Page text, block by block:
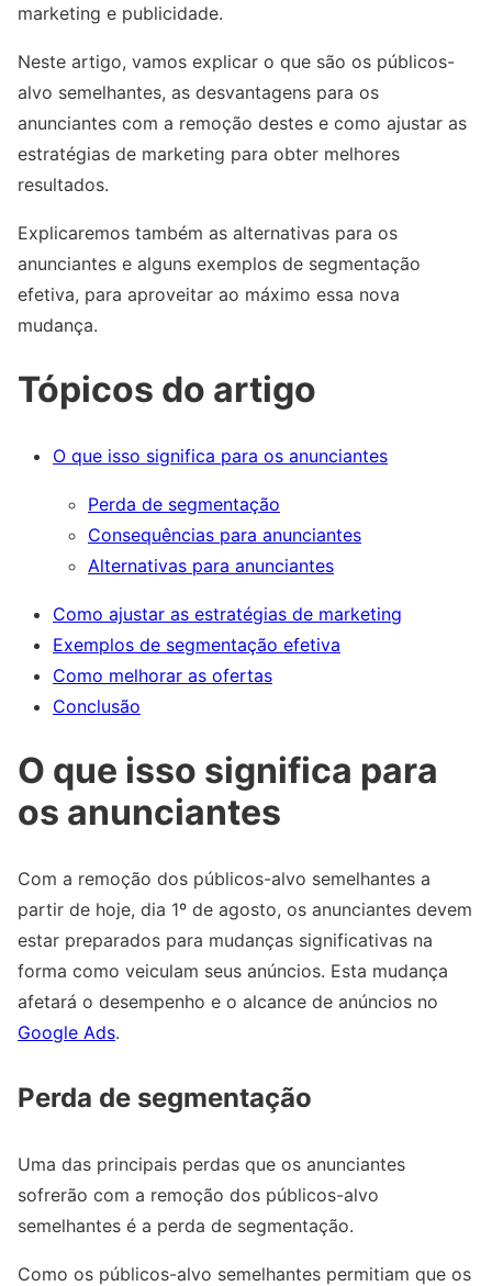
marketing e publicidade.
Neste artigo, vamos explicar o que são os públicos-
alvo semelhantes, as desvantagens para os
anunciantes com a remoção destes e como ajustar as
estratégias de marketing para obter melhores
resultados.
Explicaremos também as alternativas para os
anunciantes e alguns exemplos de segmentação
efetiva, para aproveitar ao máximo essa nova
mudança.
Tópicos do artigo
O que isso significa para os anunciantes
Perda de segmentação
Consequências para anunciantes
Alternativas para anunciantes
Como ajustar as estratégias de marketing
Exemplos de segmentação efetiva
Como melhorar as ofertas
Conclusão
O que isso significa para
os anunciantes
Com a remoção dos públicos-alvo semelhantes a
partir de hoje, dia 1º de agosto, os anunciantes devem
estar preparados para mudanças significativas na
forma como veiculam seus anúncios. Esta mudança
afetará o desempenho e o alcance de anúncios no
Google Ads.
Perda de segmentação
Uma das principais perdas que os anunciantes
sofrerão com a remoção dos públicos-alvo
semelhantes é a perda de segmentação.
Como os públicos-alvo semelhantes permitiam que os